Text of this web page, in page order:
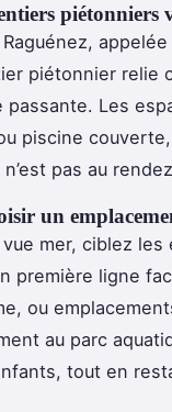
piétonniers
piétonnier relie
Les
piscine
pas au
un
mer, ciblez
première ligne
ou
au parc
tout en